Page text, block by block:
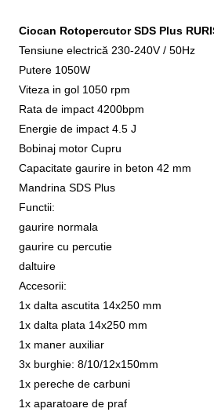
Ciocan Rotopercutor SDS Plus
Tensiune electrică 230-240V / 50Hz
Putere 1050W
Viteza in gol 1050 rpm
Rata de impact 4200bpm
Energie de impact 4.5 J
Bobinaj motor Cupru
Capacitate gaurire in beton 42 mm
Mandrina SDS Plus
Functii:
gaurire normala
gaurire cu percutie
daltuire
Accesorii:
1x dalta ascutita 14x250 mm
1x dalta plata 14x250 mm
1x maner auxiliar
3x burghie: 8/10/12x150mm
1x pereche de carbuni
1x aparatoare de praf